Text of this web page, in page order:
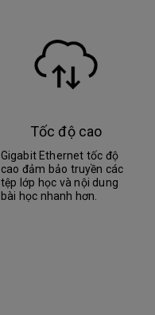
Tốc độ cao
Gigabit Ethernet tốc độ
cao đảm bảo truyền các
tệp lớp học và nội dung
bài học nhanh hơn.